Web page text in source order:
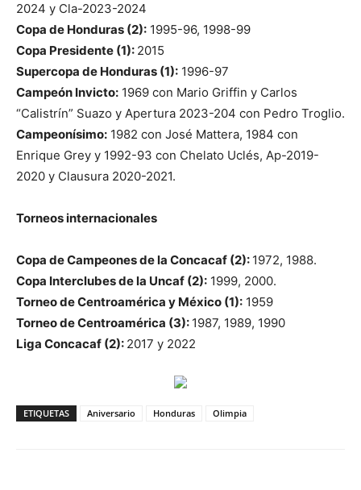
2024 y Cla-2023-2024
Copa de Honduras (2): 1995-96, 1998-99
Copa Presidente (1): 2015
Supercopa de Honduras (1): 1996-97
Campeón Invicto: 1969 con Mario Griffin y Carlos
“Calistrín” Suazo y Apertura 2023-204 con Pedro Troglio.
Campeonísimo: 1982 con José Mattera, 1984 con
Enrique Grey y 1992-93 con Chelato Uclés, Ap-2019-
2020 y Clausura 2020-2021.
Torneos internacionales
Copa de Campeones de la Concacaf (2): 1972, 1988.
Copa Interclubes de la Uncaf (2): 1999, 2000.
Torneo de Centroamérica y México (1): 1959
Torneo de Centroamérica (3): 1987, 1989, 1990
Liga Concacaf (2): 2017 y 2022
ETIQUETAS Aniversario Honduras Olimpia